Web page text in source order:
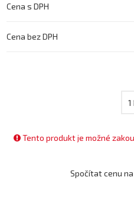
Cena s DPH
Cena bez DPH
1
Tento produkt je možné
Spočítat cenu